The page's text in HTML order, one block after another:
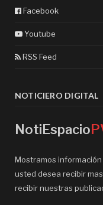
Facebook
Youtube
RSS Feed
NOTICIERO DIGITAL
NotiEspacio
Mostramos
usted desea recibir
recibir nuestras